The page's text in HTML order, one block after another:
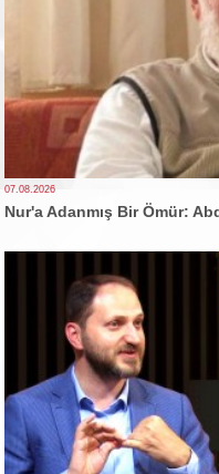
07.08.2026
Nur'a Adanmış Bir Ömür: